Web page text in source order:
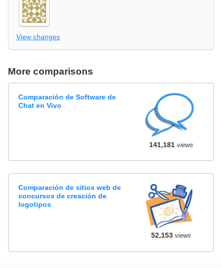
View changes
More comparisons
Comparación de Software de
Chat en Vivo
141,181views
Comparación de sitios web de
concursos de creación de
logotipos
52,153views